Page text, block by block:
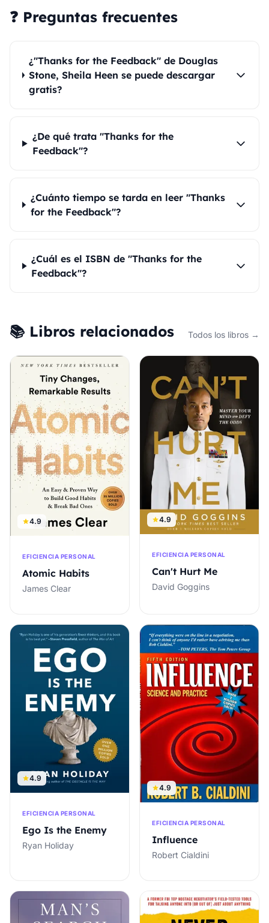
❓ Preguntas frecuentes
¿"Thanks for the Feedback" de Douglas
Stone, Sheila Heen se puede descargar
gratis?
¿De qué trata "Thanks for the
Feedback"?
¿Cuánto tiempo se tarda en leer "Thanks
for the Feedback"?
¿Cuál es el ISBN de "Thanks for the
Feedback"?
📚 Libros relacionados Todos los libros →
4.9
EFICIENCIA PERSONAL
Atomic Habits
James Clear
4.9
EFICIENCIA PERSONAL
Can't Hurt Me
David Goggins
4.9
EFICIENCIA PERSONAL
Ego Is the Enemy
Ryan Holiday
4.9
EFICIENCIA PERSONAL
Influence
Robert Cialdini